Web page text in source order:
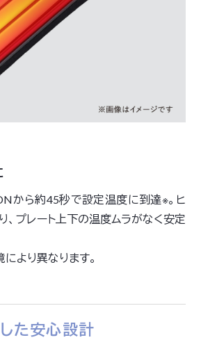
から約45秒で設定温度に到達※。ヒ
、プレート上下の温度ムラがなく安定
より異なります。
た安心設計